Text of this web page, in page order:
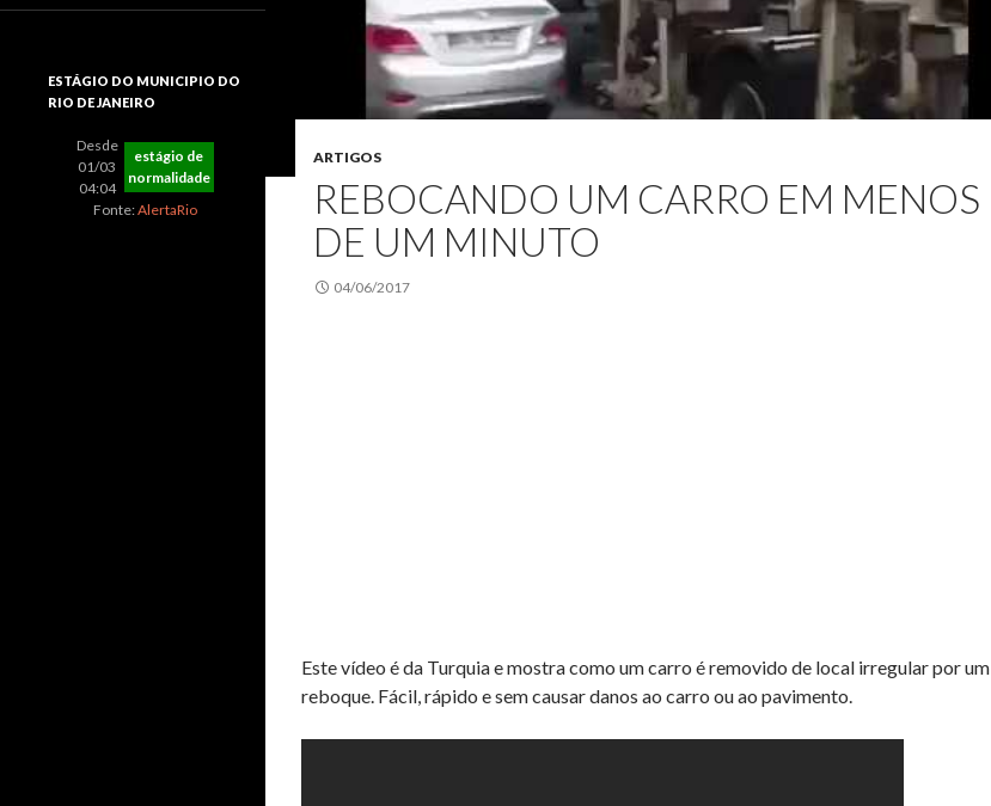
ARTIGOS
REBOCANDO UM CARRO EM MENOS
DE UM MINUTO
04/06/2017
Este vídeo é da Turquia e mostra como um carro é removido de local irregular por um
reboque. Fácil, rápido e sem causar danos ao carro ou ao pavimento.
ESTÁGIO DO MUNICIPIO DO
RIO DE JANEIRO
Desde
01/03
04:04
estágio de
normalidade
Fonte:AlertaRio